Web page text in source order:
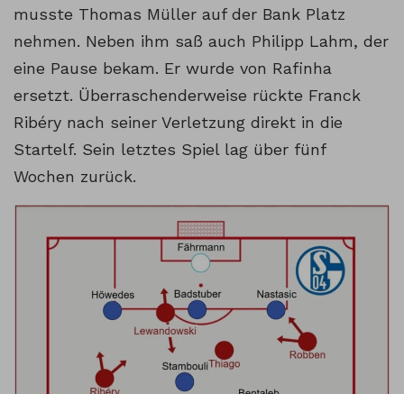
musste Thomas Müller auf der Bank Platz
nehmen. Neben ihm saß auch Philipp Lahm, der
eine Pause bekam. Er wurde von Rafinha
ersetzt. Überraschenderweise rückte Franck
Ribéry nach seiner Verletzung direkt in die
Startelf. Sein letztes Spiel lag über fünf
Wochen zurück.